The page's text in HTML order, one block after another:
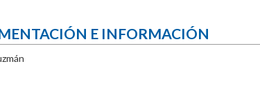
E INFORMACIÓN